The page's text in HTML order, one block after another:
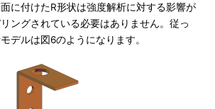
に付けたR形状は強度解析に対する影響が
ングされている必要はありません。従っ
デルは図6のようになります。